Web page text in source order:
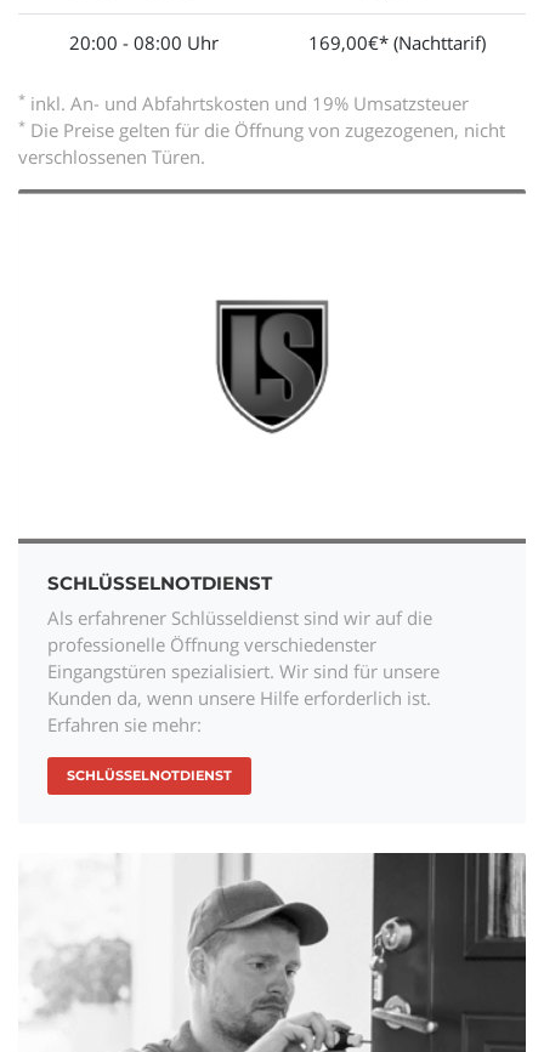
20:00 - 08:00 Uhr 169,00€* (Nachttarif)
* inkl. An- und Abfahrtskosten und 19% Umsatzsteuer
* Die Preise gelten für die Öffnung von zugezogenen, nicht
verschlossenen Türen.
SCHLÜSSELNOTDIENST
Als erfahrener Schlüsseldienst sind wir auf die
professionelle Öffnung verschiedenster
Eingangstüren spezialisiert. Wir sind für unsere
Kunden da, wenn unsere Hilfe erforderlich ist.
Erfahren sie mehr:
SCHLÜSSELNOTDIENST